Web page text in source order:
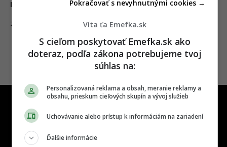
najviac spríjemniť
ZVIERATÁ Víta ťa Emefka.sk
S cieľom poskytovať Emefka.sk ako
doteraz, podľa zákona potrebujeme tvoj
súhlas na:
Personalizovaná reklama a obsah, meranie reklamy a
obsahu, prieskum cieľových skupín a vývoj služieb
Uchovávanie alebo prístup k informáciám na zariadení
Ďalšie informácie
Pokračovať s nevyhnutnými cookies →